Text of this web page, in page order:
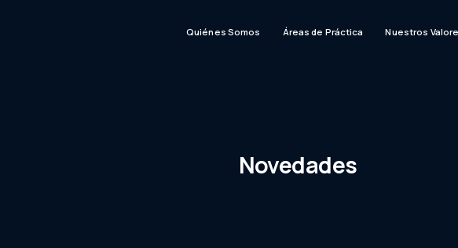
Quiénes Somos Áreas de Práctica Nuestros
Novedades